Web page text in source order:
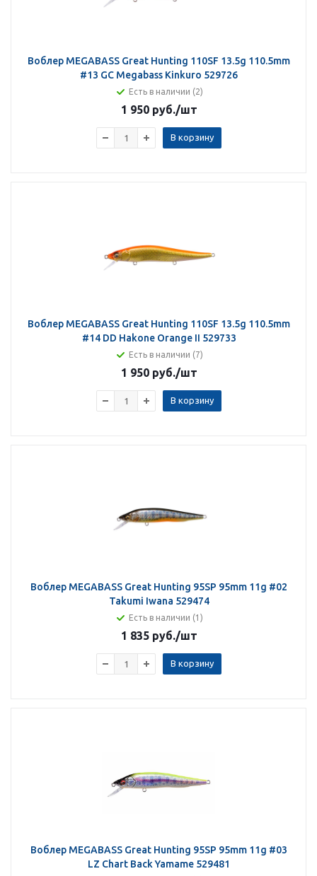
Воблер MEGABASS Great Hunting 110SF 13.5g 110.5mm
#13 GC Megabass Kinkuro 529726
Есть в наличии (2)
1 950 руб./шт
В корзину
Воблер MEGABASS Great Hunting 110SF 13.5g 110.5mm
#14 DD Hakone Orange II 529733
Есть в наличии (7)
1 950 руб./шт
В корзину
Воблер MEGABASS Great Hunting 95SP 95mm 11g #02
Takumi Iwana 529474
Есть в наличии (1)
1 835 руб./шт
В корзину
Воблер MEGABASS Great Hunting 95SP 95mm 11g #03
LZ Chart Back Yamame 529481